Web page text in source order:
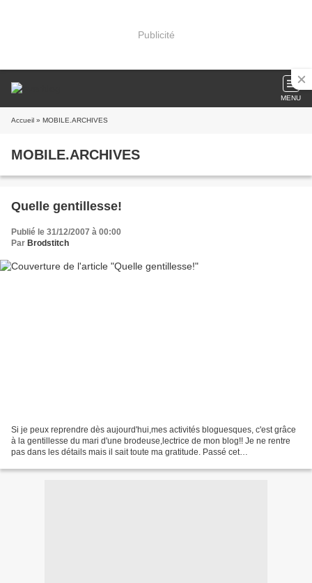
Publicité
MENU
Accueil » MOBILE.ARCHIVES
MOBILE.ARCHIVES
Quelle gentillesse!
Publié le 31/12/2007 à 00:00
Par Brodstitch
Si je peux reprendre dès aujourd'hui,mes activités bloguesques, c'est grâce
à la gentillesse du mari d'une brodeuse,lectrice de mon blog!! Je ne rentre
pas dans les détails mais il sait toute ma gratitude. Passé cet